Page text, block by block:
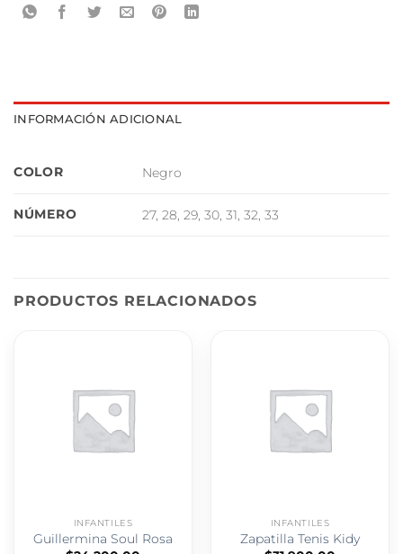
INFORMACIÓN ADICIONAL
COLOR Negro
NÚMERO 27, 28, 29, 30, 31, 32, 33
PRODUCTOS RELACIONADOS
INFANTILES
Guillermina Soul Rosa
INFANTILES
Zapatilla Tenis Kidy